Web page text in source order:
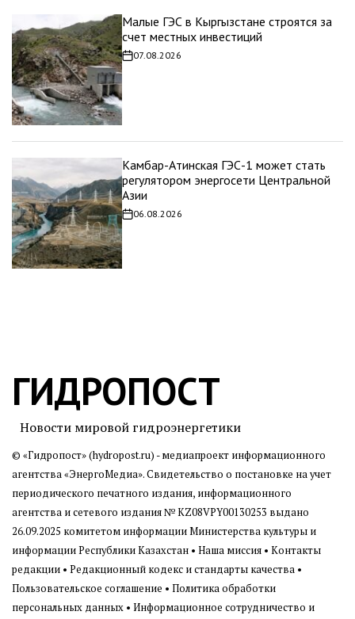
Малые ГЭС в Кыргызстане строятся за
счет местных инвестиций
Дата
записи
07.08.2026
Камбар-Атинская ГЭС-1 может стать
регулятором энергосети Центральной
Азии
Дата
записи
06.08.2026
ГИДРОПОСТ
Новости мировой гидроэнергетики
© «Гидропост» (hydropost.ru) - медиапроект информационного
агентства«ЭнергоМедиа». Свидетельство о постановке на учет
периодического печатного издания, информационного
агентства и сетевого издания № KZ08VPY00130253 выдано
26.09.2025 комитетом информации Министерства культуры и
информации Республики Казахстан • Наша миссия • Контакты
редакции • Редакционный кодекс и стандарты качества •
Пользовательское соглашение • Политика обработки
персональных данных • Информационное сотрудничество и